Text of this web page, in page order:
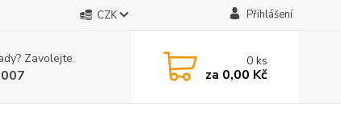
CZK Přihlášení
Zavolejte. 0ks
za 0,00 Kč